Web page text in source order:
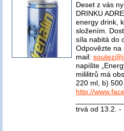
Deset z vás
DRINKU
energy drink,
složením.
síla nabitá do
Odpovězte na
mail:
napište
mililitrů má
220 ml, b)
http://
trvá od 13.2.